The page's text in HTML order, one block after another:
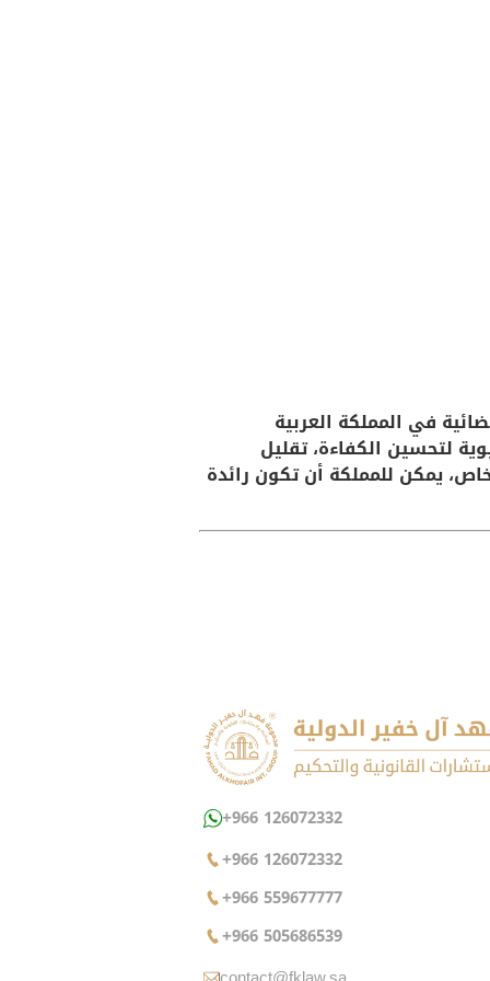
في المملكة العربية
القانونية أداة حيوية لتحسين الكفاءة، تقليل
يمكن للمملكة أن تكون رائدة
+966 126072332
+966 126072332
+966 559677777
+966 505686539